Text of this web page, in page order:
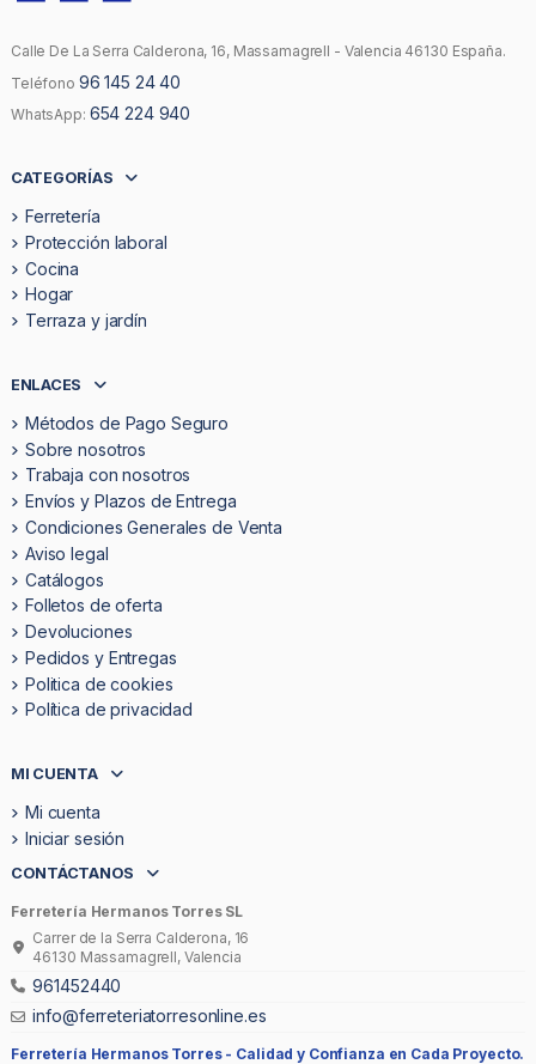
Calle De La Serra Calderona, 16, Massamagrell - Valencia 46130 España.
Teléfono 96 145 24 40
WhatsApp: 654 224 940
CATEGORÍAS
Ferretería
Protección laboral
Cocina
Hogar
Terraza y jardín
ENLACES
Métodos de Pago Seguro
Sobre nosotros
Trabaja con nosotros
Envíos y Plazos de Entrega
Condiciones Generales de Venta
Aviso legal
Catálogos
Folletos de oferta
Devoluciones
Pedidos y Entregas
Politica de cookies
Política de privacidad
MI CUENTA
Mi cuenta
Iniciar sesión
CONTÁCTANOS
Ferretería Hermanos Torres SL
Carrer de la Serra Calderona, 16
46130 Massamagrell, Valencia
961452440
info@ferreteriatorresonline.es
Ferretería Hermanos Torres - Calidad y Confianza en Cada Proyecto.